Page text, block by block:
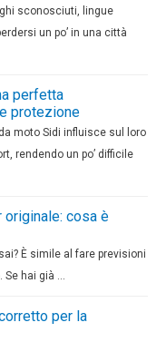
sconosciuti, lingue
un po’ in una città
perfetta
protezione
moto Sidi influisce sul loro
rendendo un po’ difficile
originale: cosa è
È simile al fare previsioni
hai già …
per la